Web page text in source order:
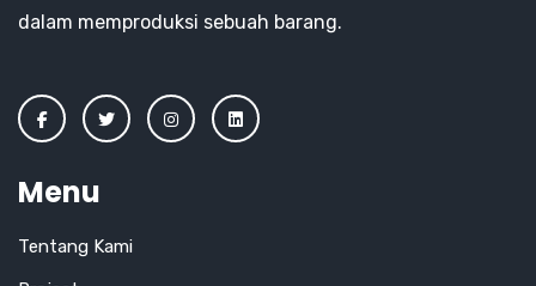
dalam memproduksi sebuah barang.
Menu
Tentang Kami